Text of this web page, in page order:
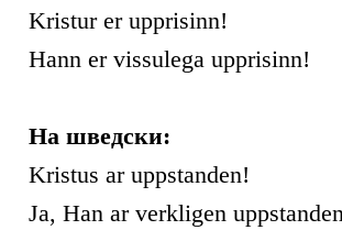
Kristur er upprisinn!
Hann er vissulega upprisinn!
На шведски:
Kristus ar uppstanden!
Ja, Han ar verkligen